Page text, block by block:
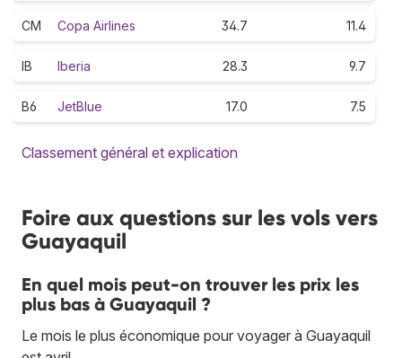
CM Copa Airlines 34.7 11.4
IB Iberia 28.3 9.7
B6 JetBlue 17.0 7.5
Classement général et explication
Foire aux questions sur les vols vers
Guayaquil
En quel mois peut-on trouver les prix les
plus bas à Guayaquil ?
Le mois le plus économique pour voyager à Guayaquil